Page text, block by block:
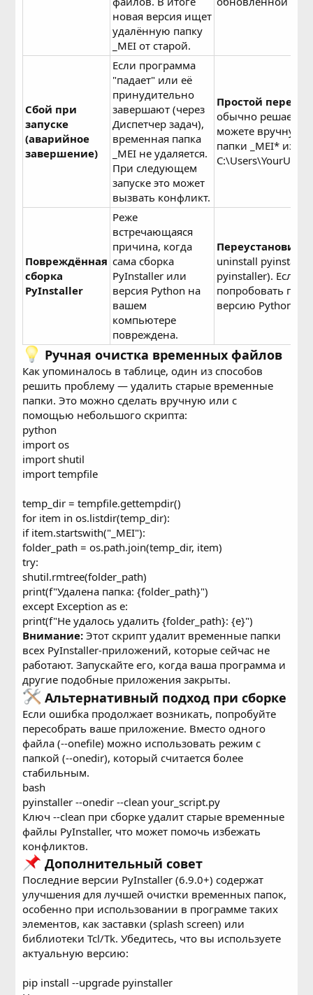
новая версия ищет
удалённую папку
_MEI от старой.
Сбой при
запуске
(аварийное
завершение)
Если программа
"падает" или её
принудительно
завершают (через
Диспетчер задач),
временная папка
_MEI не удаляется.
При следующем
запуске это может
вызвать конфликт.
Простой
обычно решает
можете вручную
папки _MEI* из
Повреждённая
сборка
PyInstaller
Реже
встречающаяся
причина, когда
сама сборка
PyInstaller или
версия Python на
вашем
компьютере
повреждена.
Переустановите
uninstall
pyinstaller). Если
попробовать
версию Python.
Ручная очистка временных файлов
Как упоминалось в таблице, один из способов
решить проблему — удалить старые временные
папки. Это можно сделать вручную или с
помощью небольшого скрипта:
python
import os
import shutil
import tempfile
temp_dir = tempfile.gettempdir()
for item in os.listdir(temp_dir):
if item.startswith("_MEI"):
folder_path = os.path.join(temp_dir, item)
try:
shutil.rmtree(folder_path)
print(f"Удалена папка: {folder_path}")
except Exception as e:
print(f"Не удалось удалить {folder_path}: {e}")
Внимание: Этот скрипт удалит временные папки
всех PyInstaller-приложений, которые сейчас не
работают. Запускайте его, когда ваша программа и
другие подобные приложения закрыты.
Альтернативный подход при сборке
Если ошибка продолжает возникать, попробуйте
пересобрать ваше приложение. Вместо одного
файла (--onefile) можно использовать режим с
папкой (--onedir), который считается более
стабильным.
bash
pyinstaller --onedir --clean your_script.py
Ключ --clean при сборке удалит старые временные
файлы PyInstaller, что может помочь избежать
конфликтов.
Дополнительный совет
Последние версии PyInstaller (6.9.0+) содержат
улучшения для лучшей очистки временных папок,
особенно при использовании в программе таких
элементов, как заставки (splash screen) или
библиотеки Tcl/Tk. Убедитесь, что вы используете
актуальную версию:
pip install --upgrade pyinstaller